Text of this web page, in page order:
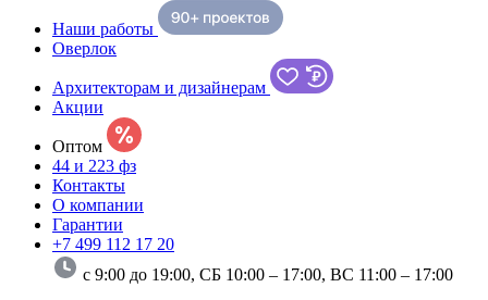
Наши работы
Оверлок
Архитекторам и дизайнерам
Акции
Оптом
44 и 223 фз
Контакты
О компании
Гарантии
+7 499 112 17 20
с 9:00 до 19:00, СБ 10:00 – 17:00, ВС 11:00 – 17:00